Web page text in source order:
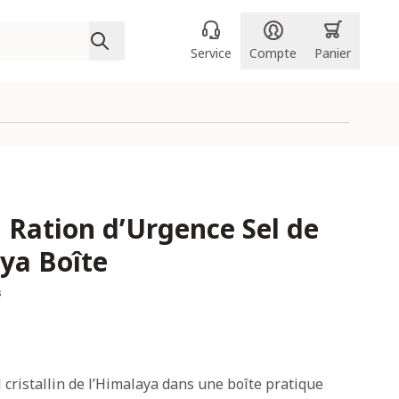
Service Compte Panier
d’Urgence Sel de
Boîte
cristallin de l’Himalaya dans une boîte pratique